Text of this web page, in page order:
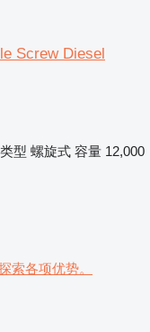
Screw Diesel
型 螺旋式 容量 12,000
索各项优势。